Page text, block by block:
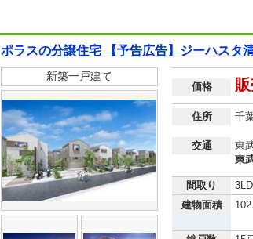
ポラスの分譲住宅 【予告広告】ジーハスタ
新築一戸建て
価格
住所 千
交通
東
東
間取り
建物面積